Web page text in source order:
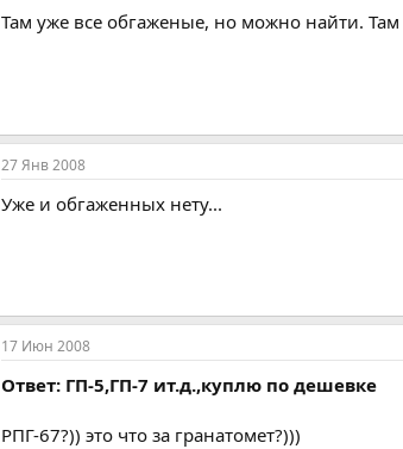
Там уже все обгаженые, но можно найти.
27 Янв 2008
Уже и обгаженных нету...
17 Июн 2008
Ответ: ГП-5,ГП-7 ит.д.,куплю по дешевке
РПГ-67?)) это что за гранатомет?)))